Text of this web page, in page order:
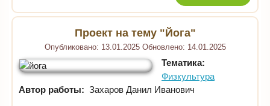
Проект на тему "Йога"
Опубликовано: 13.01.2025 Обновлено: 14.01.2025
Тематика:
Физкультура
Автор работы: Захаров Данил Иванович